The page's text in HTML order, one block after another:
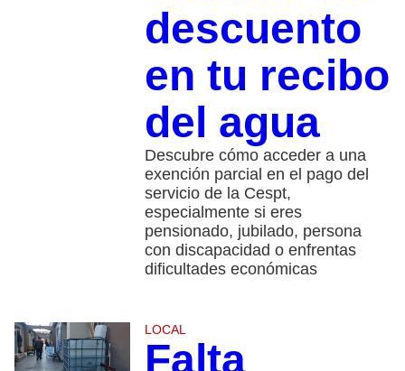
descuento
en tu recibo
del agua
Descubre cómo acceder a una
exención parcial en el pago del
servicio de la Cespt,
especialmente si eres
pensionado, jubilado, persona
con discapacidad o enfrentas
dificultades económicas
LOCAL
Falta